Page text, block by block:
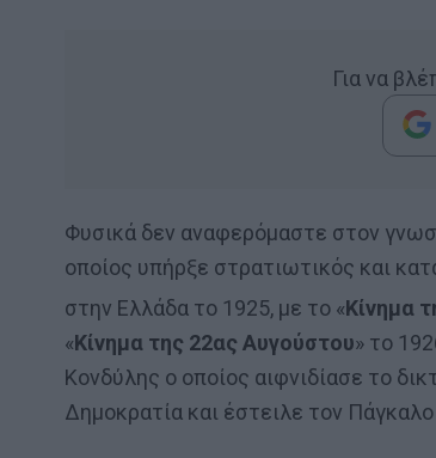
Για να
Φυσικά δεν αναφερόμαστε στον
οποίος υπήρξε στρατιωτικός και
στην Ελλάδα το 1925, με το «Κίνημα
«Κίνημα της 22ας Αυγούστου» το
Κονδύλης ο οποίος αιφνιδίασε το
Δημοκρατία και έστειλε τον